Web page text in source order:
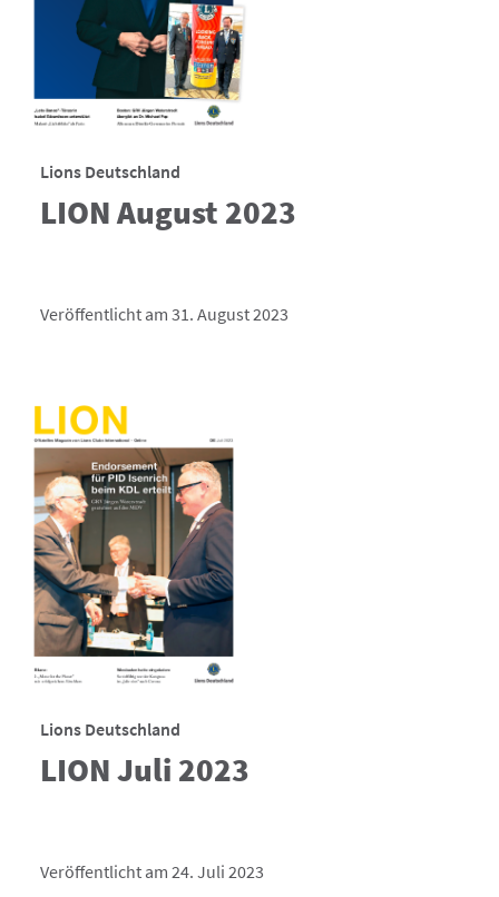
Lions Deutschland
LION August 2023
Veröffentlicht am 31. August 2023
Lions Deutschland
LION Juli 2023
Veröffentlicht am 24. Juli 2023